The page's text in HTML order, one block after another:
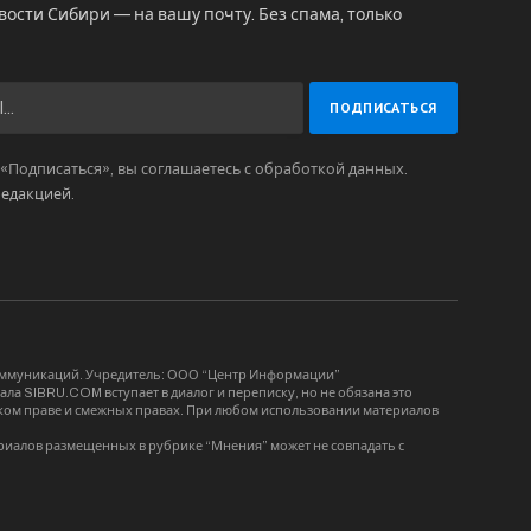
Сибири — на вашу почту. Без спама, только
вы соглашаетесь с обработкой данных.
.
Учредитель: ООО “Центр Информации”
SIBRU.COM вступает в диалог и переписку, но не обязана это
праве и смежных правах. При любом использовании материалов
размещенных в рубрике “Мнения” может не совпадать с